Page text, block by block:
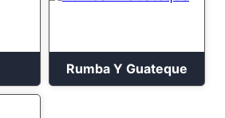
Rumba Y Guateque